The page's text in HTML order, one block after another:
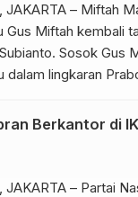
JAKARTA – Miftah
Gus Miftah kembali
Sosok Gus
dalam lingkaran
Berkantor di
JAKARTA – Partai